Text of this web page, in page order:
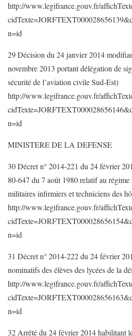
http://www.legifrance.gouv.fr/
n=id
29 Décision du 24 janvier 2014
novembre 2013 portant délégation de
sécurité de l’aviation civile Sud-Est)
http://www.legifrance.gouv.fr/
n=id
MINISTERE DE LA DEFENSE
30 Décret n° 2014-221 du 24 février
80-647 du 7 août 1980 relatif au
militaires infirmiers et techniciens des
http://www.legifrance.gouv.fr/
n=id
31 Décret n° 2014-222 du 24 février
nominatifs des élèves des lycées de la
http://www.legifrance.gouv.fr/
n=id
32 Arrêté du 24 février 2014 habilitant